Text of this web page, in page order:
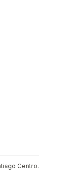
Centro.